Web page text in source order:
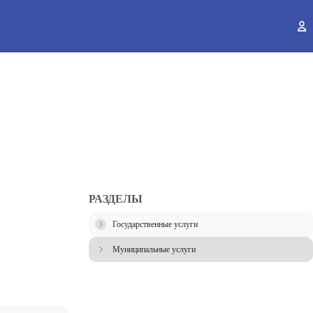
РАЗДЕЛЫ
Государственные услуги
Муниципальные услуги